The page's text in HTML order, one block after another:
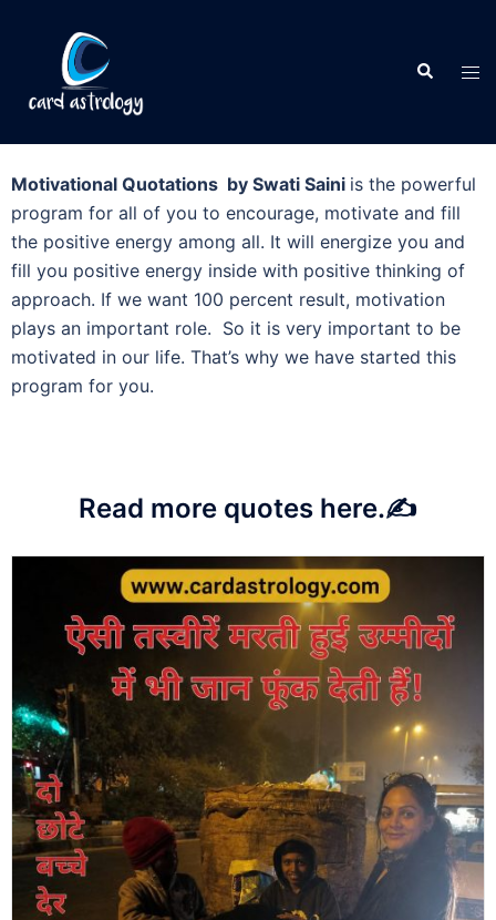
Motivational Quotations by Swati Saini is the powerful
program for all of you to encourage, motivate and fill
the positive energy among all. It will energize you and
fill you positive energy inside with positive thinking of
approach. If we want 100 percent result, motivation
plays an important role. So it is very important to be
motivated in our life. That’s why we have started this
program for you.
Read more quotes here.✍️